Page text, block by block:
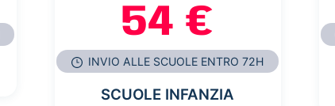
54 €
INVIO ALLE SCUOLE ENTRO 72H
SCUOLE INFANZIA